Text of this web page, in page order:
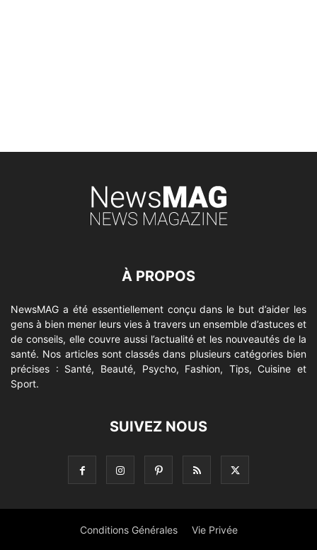
À PROPOS
NewsMAG a été essentiellement conçu dans le but d’aider les
gens à bien mener leurs vies à travers un ensemble d’astuces et
de conseils, elle couvre aussi l’actualité et les nouveautés de la
santé. Nos articles sont classés dans plusieurs catégories bien
précises : Santé, Beauté, Psycho, Fashion, Tips, Cuisine et
Sport.
SUIVEZ NOUS
Conditions Générales Vie Privée